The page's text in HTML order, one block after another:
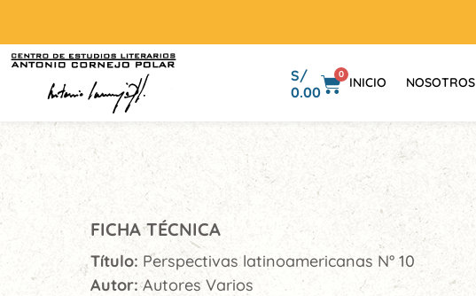
S/
0.00
0
INICIO NOSOTROS
FICHA TÉCNICA
Título: Perspectivas latinoamericanas N° 10
Autor:Autores Varios